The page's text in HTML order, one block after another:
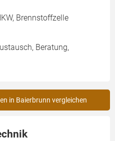
Brennstoffzelle
Beratung,
in Baierbrunn vergleichen